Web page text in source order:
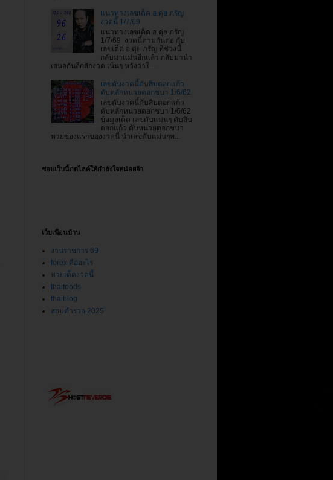
แนวทางเลขเด็ด อ.ดุ่ย ภรัญ
งวดนี้ 1/7/69
แนวทางเลขเด็ด อ.ดุ่ย ภรัญ
1/7/69 งวดนี้ตามกันต่อ กับ
เลขเด็ด อ.ดุ่ย ภรัญ ที่ช่วงนี้
กลับมาแม่นอีกแล้ว กลับมานำ
เสนอกันอีกสักงวด เน้นๆ หวังว่าใ...
เลขดับงวดนี้ดับสิบดอกแก้ว
ดับหลักหน่วยดอกชบา 1/6/62
เลขดับงวดนี้ดับสิบดอกแก้ว
ดับหลักหน่วยดอกชบา 1/6/62
ข้อมูลเด็ด เลขดับแม่นๆ ดับสิบ
ดอกแก้ว ดับหน่วยดอกชบา
หวยซองแรกของงวดนี้ นำเลขดับแม่นๆท...
ชอบเว็บนี้กดไลค์ให้กำลังใจหน่อยจ้า
เว็บเพื่อนบ้าน
งานราชการ 69
forex คืออะไร
หวยเด็ดงวดนี้
thaifoods
thaiblog
สอบตำรวจ 2025